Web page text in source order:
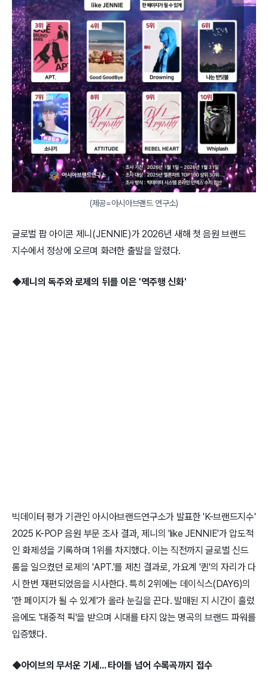
(제공=아시아브랜드 연구소)
글로벌 팝 아이콘 제니(JENNIE)가 2026년 새해 첫 음원 브랜드
지수에서 정상에 오르며 화려한 출발을 알렸다.
◆제니의 독주와 로제의 뒤를 이은 '역주행 신화'
빅데이터 평가 기관인 아시아브랜드연구소가 발표한 'K-브랜드지수'
2025 K-POP 음원 부문 조사 결과, 제니의 'like JENNIE'가 압도적
인 화제성을 기록하며 1위를 차지했다. 이는 직전까지 글로벌 신드
롬을 일으켰던 로제의 'APT.'를 제친 결과로, 가요계 '퀸'의 자리가 다
시 한번 재편되었음을 시사한다. 특히 2위에는 데이식스(DAY6)의
'한 페이지가 될 수 있게'가 올라 눈길을 끈다. 발매된 지 시간이 흘렀
음에도 '대중적 픽'을 받으며 시대를 타지 않는 명곡의 브랜드 파워를
입증했다.
◆아이브의 무서운 기세... 타이틀 넘어 수록곡까지 접수